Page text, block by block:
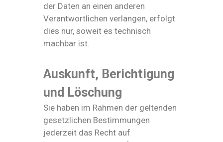
der Daten an einen anderen
Verantwortlichen verlangen, erfolgt
dies nur, soweit es technisch
machbar ist.
Auskunft, Berichtigung
und Löschung
Sie haben im Rahmen der geltenden
gesetzlichen Bestimmungen
jederzeit das Recht auf